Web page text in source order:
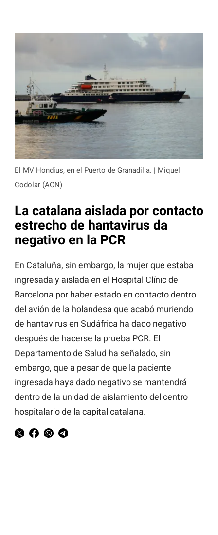
El MV Hondius, en el Puerto de Granadilla. | Miquel
Codolar (ACN)
La catalana aislada por contacto
estrecho de hantavirus da
negativo en la PCR
En Cataluña, sin embargo, la mujer que estaba
ingresada y aislada en el Hospital Clínic de
Barcelona por haber estado en contacto dentro
del avión de la holandesa que acabó muriendo
de hantavirus en Sudáfrica ha dado negativo
después de hacerse la prueba PCR. El
Departamento de Salud ha señalado, sin
embargo, que a pesar de que la paciente
ingresada haya dado negativo se mantendrá
dentro de la unidad de aislamiento del centro
hospitalario de la capital catalana.